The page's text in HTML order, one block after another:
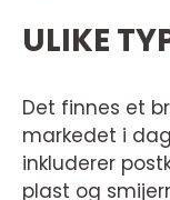
ULIKE
Det finnes et
markedet i
inkluderer
plast og